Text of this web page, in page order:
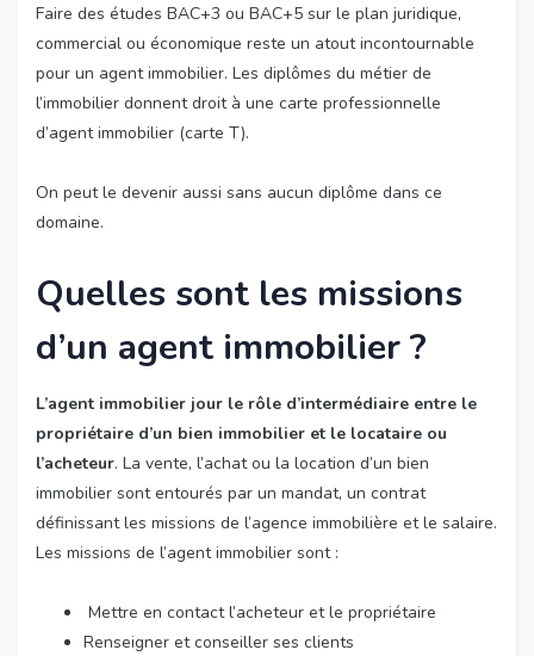
Faire des études BAC+3 ou BAC+5 sur le plan juridique,
commercial ou économique reste un atout incontournable
pour un agent immobilier. Les diplômes du métier de
l’immobilier donnent droit à une carte professionnelle
d’agent immobilier (carte T).
On peut le devenir aussi sans aucun diplôme dans ce
domaine.
Quelles sont les missions
d’un agent immobilier ?
L’agent immobilier jour le rôle d’intermédiaire entre le
propriétaire d’un bien immobilier et le locataire ou
l’acheteur. La vente, l’achat ou la location d’un bien
immobilier sont entourés par un mandat, un contrat
définissant les missions de l’agence immobilière et le salaire.
Les missions de l’agent immobilier sont :
Mettre en contact l’acheteur et le propriétaire
Renseigner et conseiller ses clients